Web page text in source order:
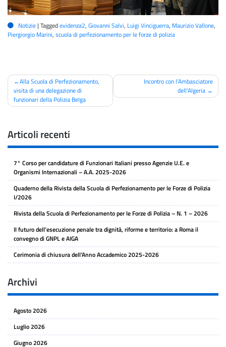
Notizie | Taggedevidenza2, Giovanni Salvi, Luigi Vinciguerra, Maurizio Vallone,
Piergiorgio Marini, scuola di perfezionamento per le forze di polizia
Navigazione
articoli
Alla Scuola di Perfezionamento,
visita di una delegazione di
funzionari della Polizia Belga
Incontro con l’Ambasciatore
dell’Algeria
Articoli recenti
7° Corso per candidature di Funzionari Italiani presso Agenzie U.E. e
Organismi Internazionali – A.A. 2025-2026
Quaderno della Rivista della Scuola di Perfezionamento per le Forze di Polizia
I/2026
Rivista della Scuola di Perfezionamento per le Forze di Polizia – N. 1 – 2026
Il futuro dell’esecuzione penale tra dignità, riforme e territorio: a Roma il
convegno di GNPL e AIGA
Cerimonia di chiusura dell’Anno Accademico 2025-2026
Archivi
Agosto 2026
Luglio 2026
Giugno 2026